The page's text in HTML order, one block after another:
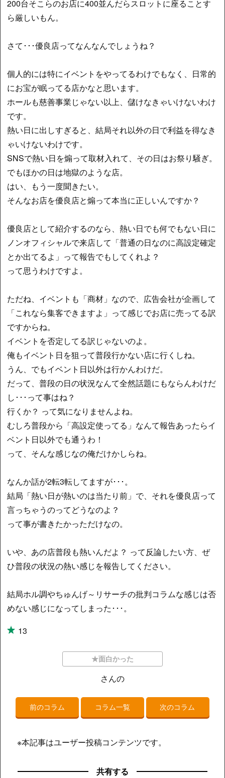
200台そこらのお店に400並んだらスロットに座ることす
ら厳しいもん。
さて･･･優良店ってなんなんでしょうね？
個人的には特にイベントをやってるわけでもなく、日常的
にお宝が眠ってる店かなと思います。
ホールも慈善事業じゃない以上、儲けなきゃいけないわけ
です。
熱い日に出しすぎると、結局それ以外の日で利益を得なき
ゃいけないわけです。
SNSで熱い日を煽って取材入れて、その日はお祭り騒ぎ。
でもほかの日は地獄のような店。
はい、もう一度聞きたい。
そんなお店を優良店と煽って本当に正しいんですか？
優良店として紹介するのなら、熱い日でも何でもない日に
ノンオフィシャルで来店して「普通の日なのに高設定確定
とか出てるよ」って報告でもしてくれよ？
って思うわけですよ。
ただね、イベントも「商材」なので、広告会社が企画して
「これなら集客できますよ」って感じでお店に売ってる訳
ですからね。
イベントを否定してる訳じゃないのよ。
俺もイベント日を狙って普段行かない店に行くしね。
うん、でもイベント日以外は行かんわけだ。
だって、普段の日の状況なんて全然話題にもならんわけだ
し･･･って事はね？
行くか？ って気になりませんよね。
むしろ普段から「高設定使ってる」なんて報告あったらイ
ベント日以外でも通うわ！
って、そんな感じなの俺だけかしらね。
なんか話が2転3転してますが･･･。
結局「熱い日が熱いのは当たり前」で、それを優良店って
言っちゃうのってどうなのよ？
って事が書きたかっただけなの。
いや、あの店普段も熱いんだよ？ って反論したい方、ぜ
ひ普段の状況の熱い感じを報告してください。
結局ホル調やちゅんげ～リサーチの批判コラムな感じは否
めない感じになってしまった･･･。
13
★面白かった
さんの
前のコラム コラム一覧 次のコラム
※本記事はユーザー投稿コンテンツです。
共有する